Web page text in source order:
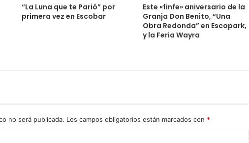
“La Luna que te Parió” por
primera vez en Escobar
Este «finfe» aniversario de la
Granja Don Benito, “Una
Obra Redonda” en Escopark,
y la Feria Wayra
no será publicada. Los campos obligatorios están marcados con *